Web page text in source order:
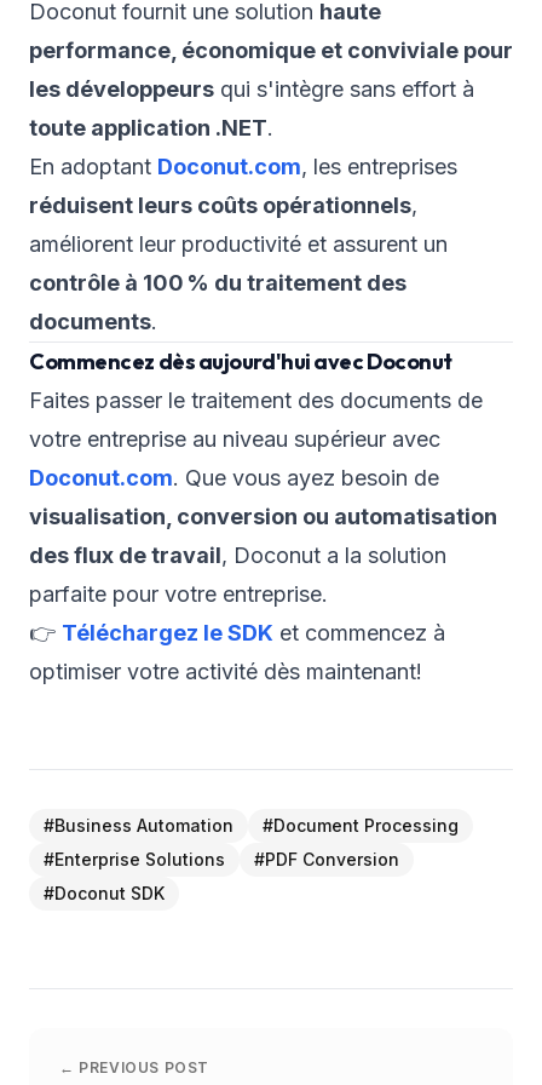
Doconut fournit une solution haute
performance, économique et conviviale pour
les développeurs qui s'intègre sans effort à
toute application .NET.
En adoptant Doconut.com, les entreprises
réduisent leurs coûts opérationnels,
améliorent leur productivité et assurent un
contrôle à 100 % du traitement des
documents.
Commencez dès aujourd'hui avec Doconut
Faites passer le traitement des documents de
votre entreprise au niveau supérieur avec
Doconut.com. Que vous ayez besoin de
visualisation, conversion ou automatisation
des flux de travail, Doconut a la solution
parfaite pour votre entreprise.
👉 Téléchargez le SDK et commencez à
optimiser votre activité dès maintenant!
#Business Automation #Document Processing
#Enterprise Solutions #PDF Conversion
#Doconut SDK
← PREVIOUS POST